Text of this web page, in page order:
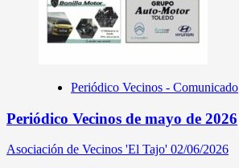
Periódico Vecinos - Comunicado
Periódico Vecinos de mayo de 2026
Asociación de Vecinos 'El Tajo' 02/06/2026